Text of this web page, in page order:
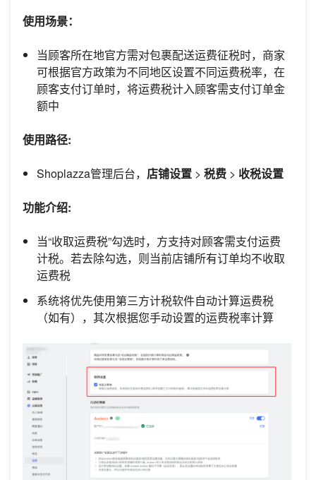
使用场景：
当顾客所在地官方需对包裹配送运费征税时，商家
可根据官方政策为不同地区设置不同运费税率，在
顾客支付订单时，将运费税计入顾客需支付订单金
额中
使用路径:
Shoplazza管理后台， 店铺设置 > 税费 > 收税设置
功能介绍:
当“收取运费税”勾选时，方支持对顾客需支付运费
计税。若去除勾选，则当前店铺所有订单均不收取
运费税
系统将优先使用第三方计税软件自动计算运费税
（如有），其次根据您手动设置的运费税率计算